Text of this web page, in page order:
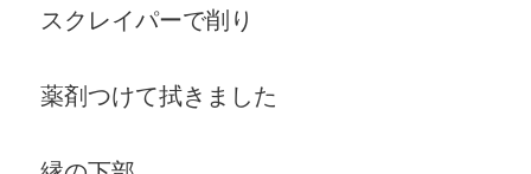
スクレイパーで削り
薬剤つけて拭きました